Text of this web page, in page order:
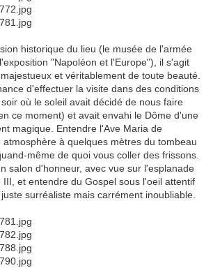
historique du lieu (le musée de l'armée
"Napoléon et l'Europe"), il s'agit
et véritablement de toute beauté.
d'effectuer la visite dans des conditions
où le soleil avait décidé de nous faire
ce moment) et avait envahi le Dôme d'une
magique. Entendre l'Ave Maria de
à quelques mètres du tombeau
même de quoi vous coller des frissons.
salon d'honneur, avec vue sur l'esplanade
III, et entendre du Gospel sous l'oeil attentif
surréaliste mais carrément inoubliable.